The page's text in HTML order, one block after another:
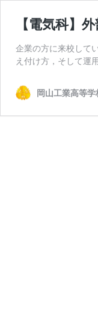
【電気科】
企業の方に来校して
え付け方，そして運
岡山工業高等